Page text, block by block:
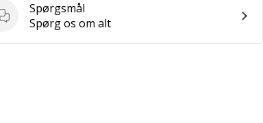
Spørgsmål
Spørgsmål
Spørg os om alt